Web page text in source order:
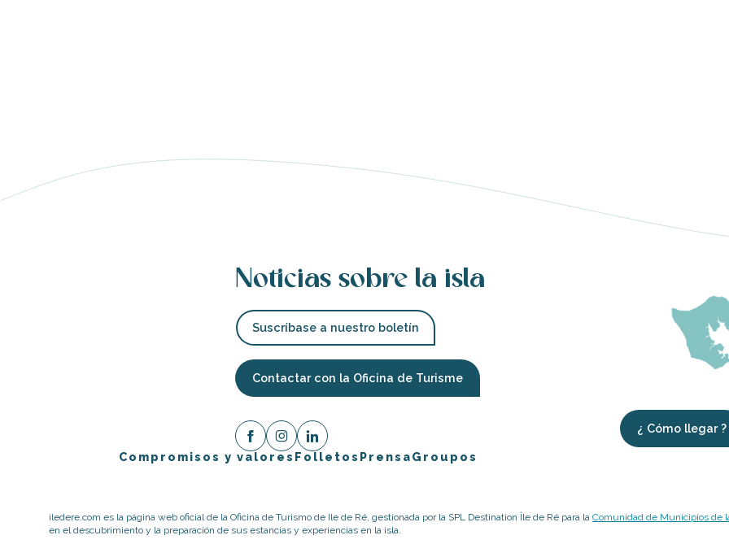
Noticias sobre la isla
Suscríbase a nuestro boletín
Contactar con la Oficina de Turisme
Compromisos y valores Folletos PrensaGroupos
¿ Cómo llegar ?
iledere.com es la página web oficial de la Oficina de Turismo de Ile de Ré, gestionada por la SPL Destination Île de Ré para la Comunidad de Municipios de
en el descubrimiento y la preparación de sus estancias y experiencias en la isla.